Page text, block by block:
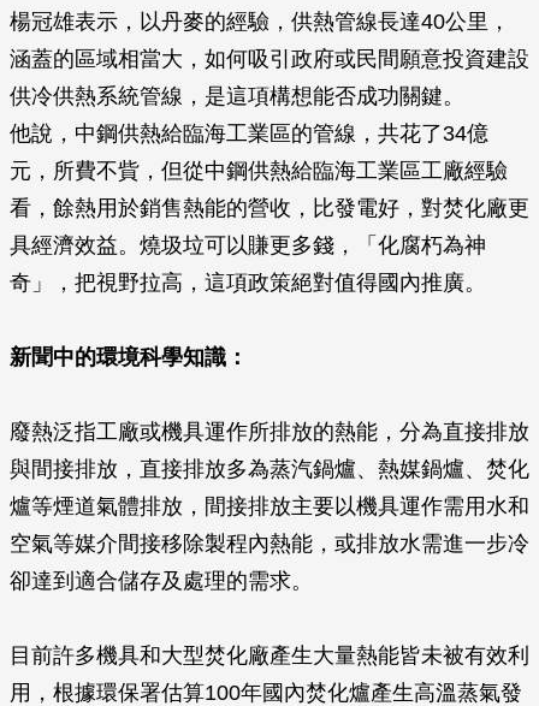
楊冠雄表示，以丹麥的經驗，供熱管線長達40公里，
涵蓋的區域相當大，如何吸引政府或民間願意投資建設
供冷供熱系統管線，是這項構想能否成功關鍵。
他說，中鋼供熱給臨海工業區的管線，共花了34億
元，所費不貲，但從中鋼供熱給臨海工業區工廠經驗
看，餘熱用於銷售熱能的營收，比發電好，對焚化廠更
具經濟效益。燒圾垃可以賺更多錢，「化腐朽為神
奇」，把視野拉高，這項政策絕對值得國內推廣。
新聞中的環境科學知識：
廢熱泛指工廠或機具運作所排放的熱能，分為直接排放
與間接排放，直接排放多為蒸汽鍋爐、熱媒鍋爐、焚化
爐等煙道氣體排放，間接排放主要以機具運作需用水和
空氣等媒介間接移除製程內熱能，或排放水需進一步冷
卻達到適合儲存及處理的需求。
目前許多機具和大型焚化廠產生大量熱能皆未被有效利
用，根據環保署估算100年國內焚化爐產生高溫蒸氣發